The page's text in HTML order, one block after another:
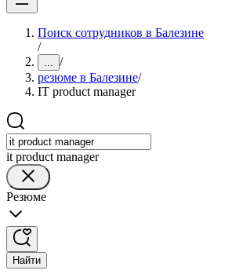
Поиск сотрудников в Балезине
/
... /
резюме в Балезине/
IT product manager
it product manager
Резюме
Найти